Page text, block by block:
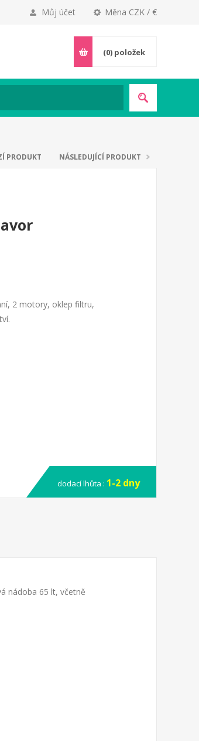
Měna CZK / €
Můj účet
(0) položek
PRODUKT NÁSLEDUJÍCÍ PRODUKT
2 motory, oklep filtru,
dodací lhůta : 1-2 dny
nádoba 65 lt, včetně